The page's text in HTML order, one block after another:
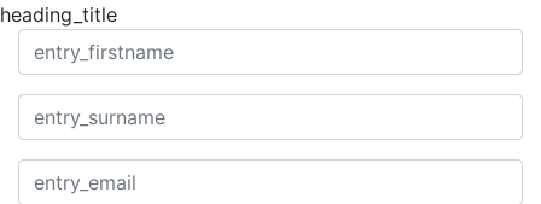
heading_title